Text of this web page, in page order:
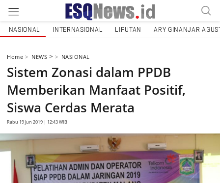
NASIONAL INTERNASIONAL LIPUTAN ARY GINANJAR
Home NEWS > NASIONAL
Sistem Zonasi dalam PPDB
Memberikan Manfaat Positif,
Siswa Cerdas Merata
Rabu 19 Jun 2019 | 12:43 WIB